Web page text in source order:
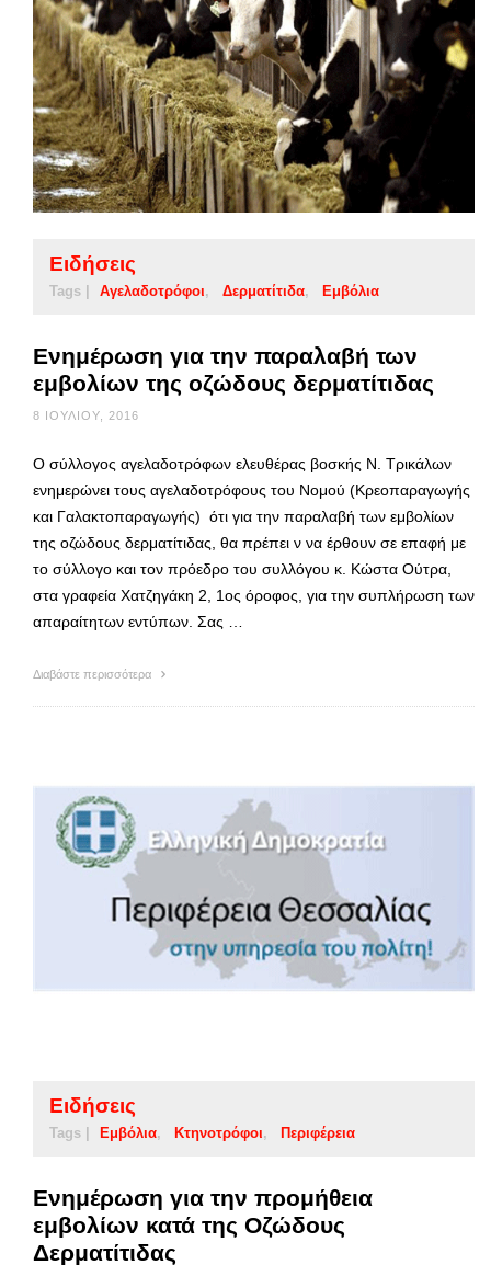
Ειδήσεις
Tags | Αγελαδοτρόφοι Δερματίτιδα Εμβόλια
Ενημέρωση για την παραλαβή των
εμβολίων της οζώδους δερματίτιδας
8 ΙΟΥΛΊΟΥ, 2016
Ο σύλλογος αγελαδοτρόφων ελευθέρας βοσκής Ν. Τρικάλων
ενημερώνει τους αγελαδοτρόφους του Νομού (Κρεοπαραγωγής
και Γαλακτοπαραγωγής) ότι για την παραλαβή των εμβολίων
της οζώδους δερματίτιδας, θα πρέπει ν να έρθουν σε επαφή με
το σύλλογο και τον πρόεδρο του συλλόγου κ. Κώστα Ούτρα,
στα γραφεία Χατζηγάκη 2, 1ος όροφος, για την συπλήρωση των
απαραίτητων εντύπων. Σας …
Διαβάστε περισσότερα
Ειδήσεις
Tags | Εμβόλια Κτηνοτρόφοι Περιφέρεια
Ενημέρωση για την προμήθεια
εμβολίων κατά της Οζώδους
Δερματίτιδας